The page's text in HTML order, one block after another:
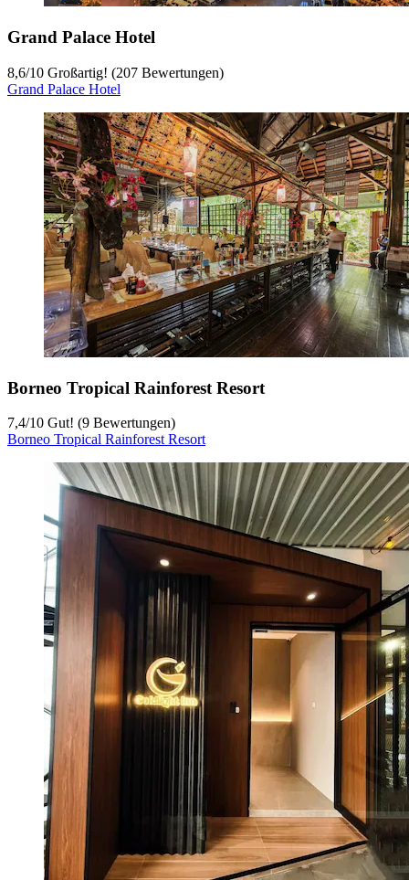
Grand Palace Hotel
8,6/10 Großartig! (207 Bewertungen)
Grand Palace Hotel
Borneo Tropical Rainforest Resort
7,4/10 Gut! (9 Bewertungen)
Borneo Tropical Rainforest Resort